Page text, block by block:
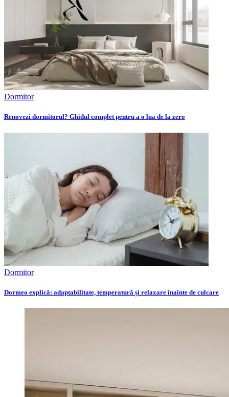
Dormitor
Renovezi dormitorul? Ghidul complet pentru a o lua de la zero
Dormitor
Dormeo explică: adaptabilitate, temperatură și relaxare înainte de culcare